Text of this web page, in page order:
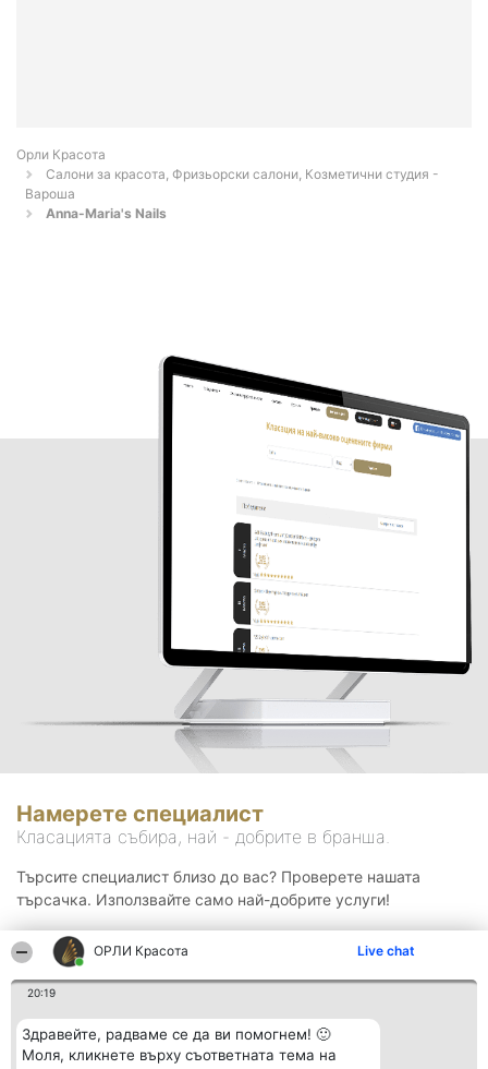
ОРЛИ Красота Live chat
20:19
Здравейте, радваме се да ви помогнем! 🙂
Моля, кликнете върху съответната тема на
Орли Красота
Салони за красота, Фризьорски салони, Козметични студия -
Вароша
Anna-Maria's Nails
Намерете специалист
Класацията събира, най - добрите в бранша.
Търсите специалист близо до вас? Проверете нашата
търсачка. Използвайте само най-добрите услуги!